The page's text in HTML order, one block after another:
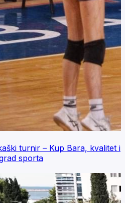
turnir – Kup Bara, kvalitet i
sporta